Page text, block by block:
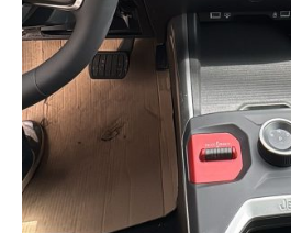
WhatsApp
Promozione disponibile per
grazie al contributo del
IPT non inclusa nel Prezzo
a pagamento.
Disponibile in vari